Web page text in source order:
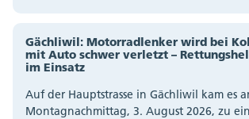
Gächliwil: Motorradlenker wird bei
mit Auto schwer verletzt –
im Einsatz
Auf der Hauptstrasse in Gächliwil kam es
Montagnachmittag, 3. August 2026, zu